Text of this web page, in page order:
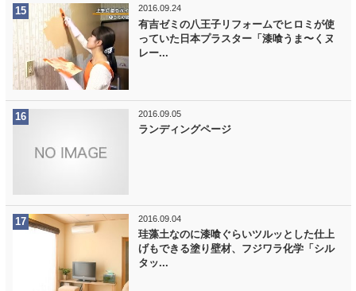
2016.09.24
有吉ゼミの八王子リフォームでヒロミが使
っていた日本プラスター「漆喰うま〜くヌ
レー...
2016.09.05
ランディングページ
2016.09.04
珪藻土なのに漆喰ぐらいツルッとした仕上
げもできる塗り壁材、フジワラ化学「シル
タッ...